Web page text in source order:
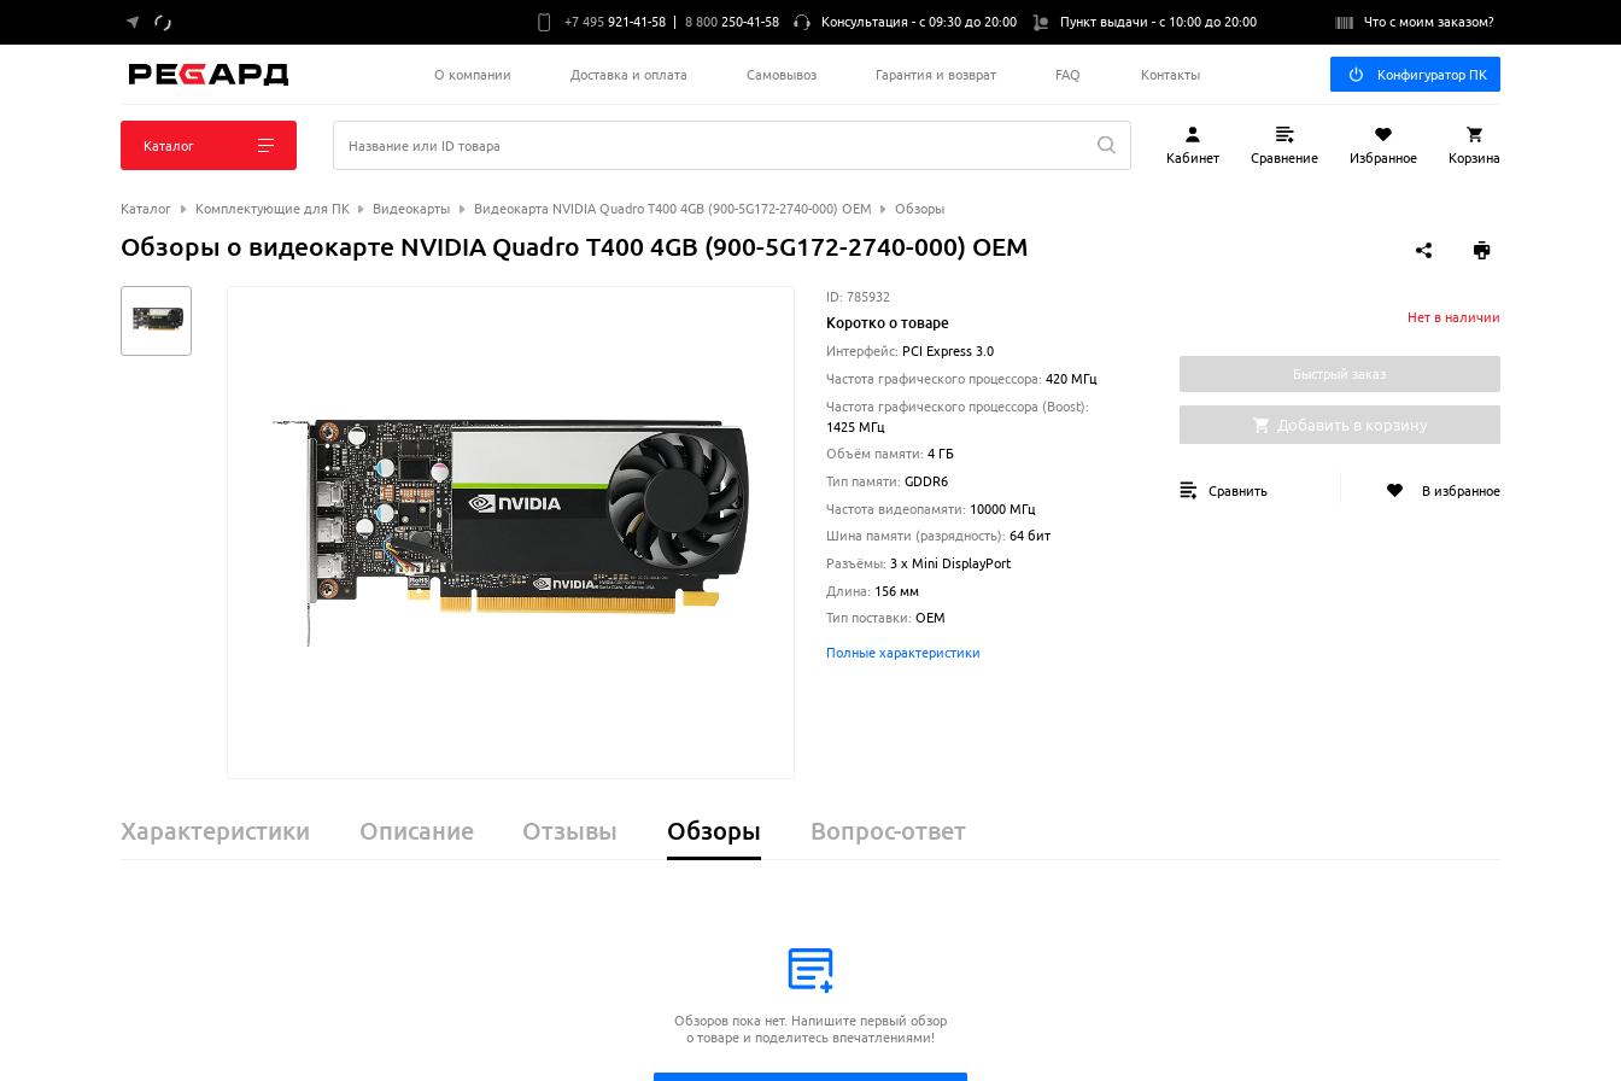
+7 495 921-41-58 8 800 250-41-58 Консультация -с 09:30 до 20:00 Пункт выдачи -с 10:00 до 20:00 Что с моим заказом?
О компании Доставка и оплата Самовывоз Гарантия и возврат FAQ Контакты Конфигуратор ПК
Каталог Название или ID товара
Кабинет Сравнение Избранное Корзина
Каталог Комплектующие для ПК Видеокарты Видеокарта NVIDIA Quadro T400 4GB (900-5G172-2740-000) OEM Обзоры
Обзоры о видеокарте NVIDIA Quadro T400 4GB (900-5G172-2740-000) OEM
ID: 785932
Коротко о товаре
Интерфейс: PCI Express 3.0
Частота графического процессора: 420 МГц
Частота графического процессора (Boost):
1425 МГц
Объём памяти: 4 ГБ
Тип памяти: GDDR6
Частота видеопамяти: 10000 МГц
Шина памяти (разрядность): 64 бит
Разъёмы: 3 x Mini DisplayPort
Длина: 156 мм
Тип поставки: OEM
Полные характеристики
Нет в наличии
Быстрый заказ
Добавить в корзину
Сравнить В избранное
Характеристики Описание Отзывы Обзоры Вопрос-ответ
Обзоров пока нет. Напишите первый обзор
о товаре и поделитесь впечатлениями!